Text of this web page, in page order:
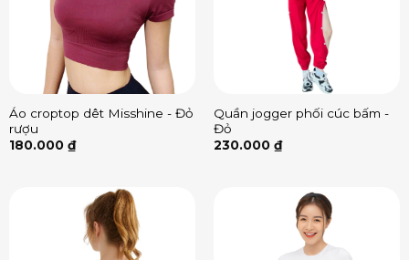
Áo croptop dêt Misshine - Đỏ
rượu
180.000 ₫
Quần jogger phối cúc bấm -
Đỏ
230.000 ₫